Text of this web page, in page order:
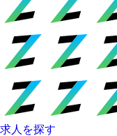
求人を探す